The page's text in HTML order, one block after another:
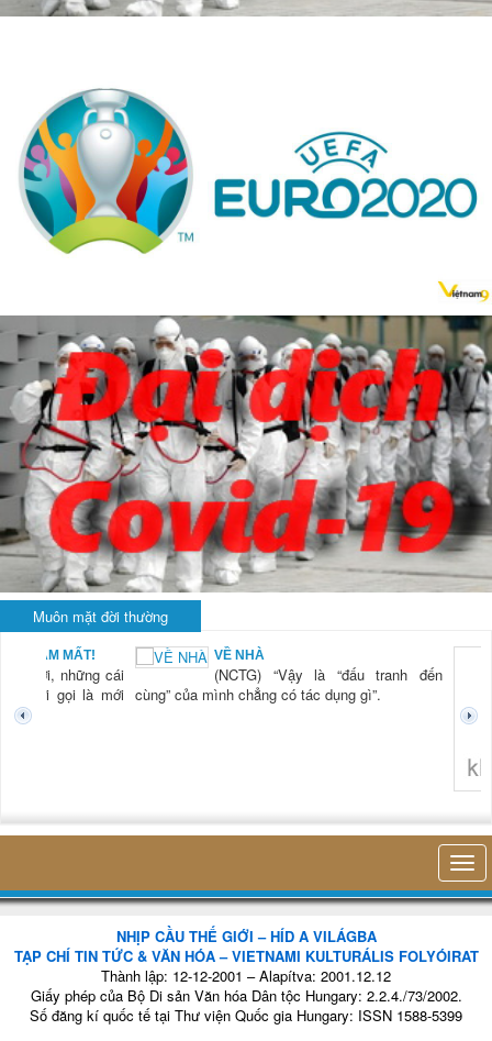
Muôn mặt đời thường
NAM MẤT!
“Xời, những cái
mới gọi là mới
VỀ NHÀ
(NCTG) “Vậy là “đấu tranh đến
cùng” của mình chẳng có tác dụng gì”.
NHỊP CẦU THẾ GIỚI – HÍD A VILÁGBA
TẠP CHÍ TIN TỨC & VĂN HÓA – VIETNAMI KULTURÁLIS FOLYÓIRAT
Thành lập: 12-12-2001 – Alapítva: 2001.12.12
Giấy phép của Bộ Di sản Văn hóa Dân tộc Hungary: 2.2.4./73/2002.
Số đăng kí quốc tế tại Thư viện Quốc gia Hungary: ISSN 1588-5399